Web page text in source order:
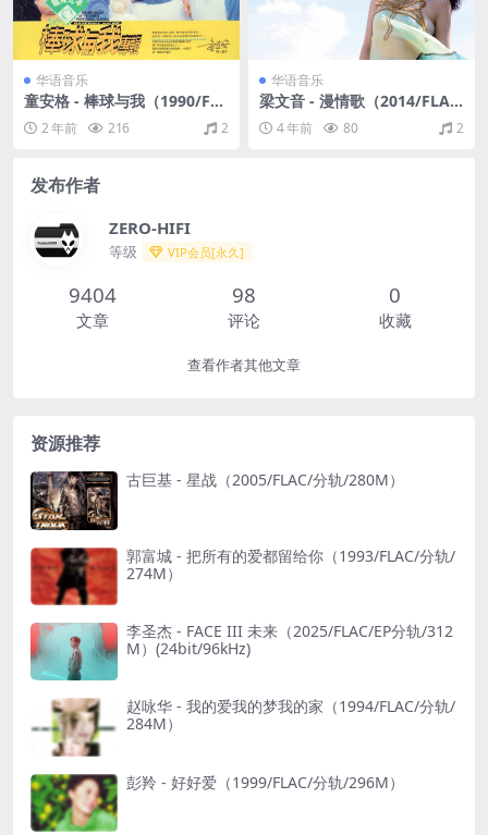
华语音乐
童安格 - 棒球与我（1990/FL
AC/分轨/265M）
2 年前 216 2
华语音乐
梁文音 - 漫情歌（2014/FLA
C/分轨/300M）
4 年前 80 2
发布作者
ZERO-HIFI
等级 VIP会员[永久]
9404
文章
98
评论
0
收藏
查看作者其他文章
资源推荐
古巨基 - 星战（2005/FLAC/分轨/280M）
郭富城 - 把所有的爱都留给你（1993/FLAC/分轨/
274M）
李圣杰 - FACE III 未来（2025/FLAC/EP分轨/312
M）(24bit/96kHz)
赵咏华 - 我的爱我的梦我的家（1994/FLAC/分轨/
284M）
彭羚 - 好好爱（1999/FLAC/分轨/296M）